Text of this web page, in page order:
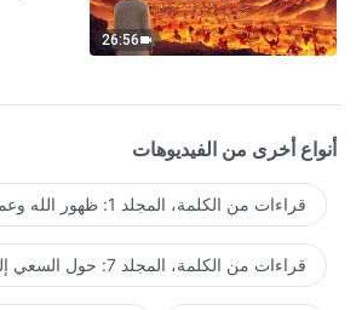
26:56
أنواع أخرى من الفيديوهات
قراءات من الكلمة، المجلد 1: ظهور الله وعمله
قراءات من الكلمة، المجلد 7: حول السعي إلى الحق